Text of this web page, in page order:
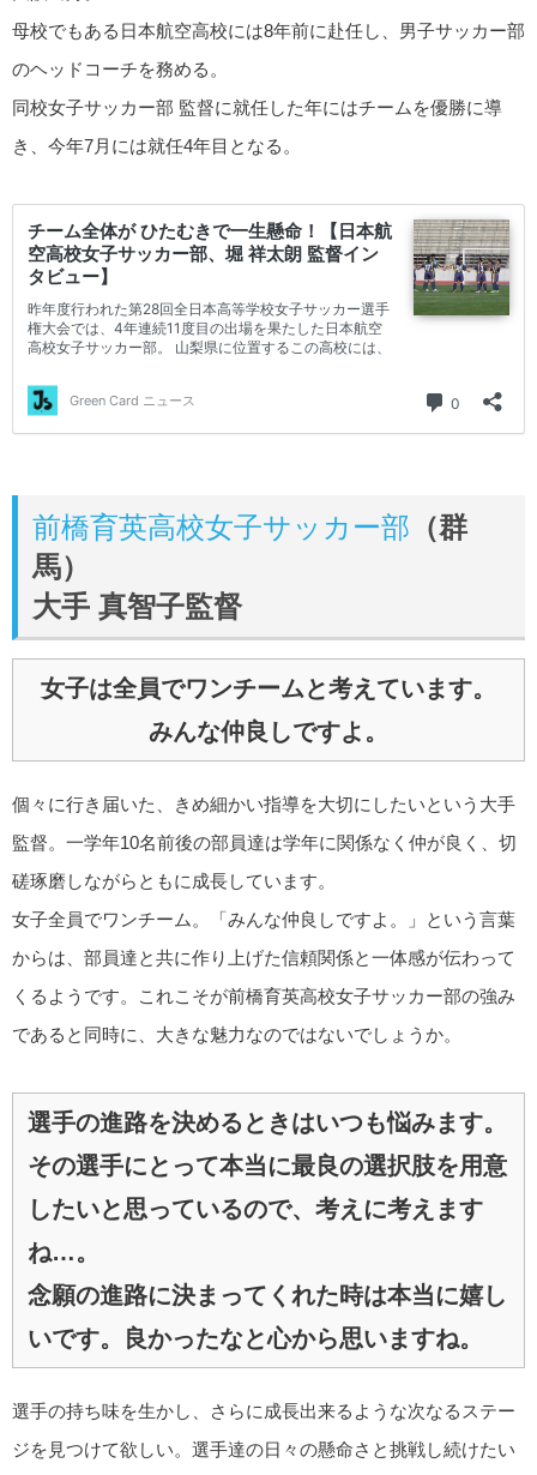
母校でもある日本航空高校には8年前に赴任し、男子サッカー部
のヘッドコーチを務める。
同校女子サッカー部 監督に就任した年にはチームを優勝に導
き、今年7月には就任4年目となる。
前橋育英高校女子サッカー部 （群
馬）
大手 真智子監督
女子は全員でワンチームと考えています。
みんな仲良しですよ。
個々に行き届いた、きめ細かい指導を大切にしたいという大手
監督。一学年10名前後の部員達は学年に関係なく仲が良く、切
磋琢磨しながらともに成長しています。
女子全員でワンチーム。「みんな仲良しですよ。」という言葉
からは、部員達と共に作り上げた信頼関係と一体感が伝わって
くるようです。これこそが前橋育英高校女子サッカー部の強み
であると同時に、大きな魅力なのではないでしょうか。
選手の進路を決めるときはいつも悩みます。
その選手にとって本当に最良の選択肢を用意
したいと思っているので、考えに考えます
ね…。
念願の進路に決まってくれた時は本当に嬉し
いです。良かったなと心から思いますね。
選手の持ち味を生かし、さらに成長出来るような次なるステー
ジを見つけて欲しい。選手達の日々の懸命さと挑戦し続けたい